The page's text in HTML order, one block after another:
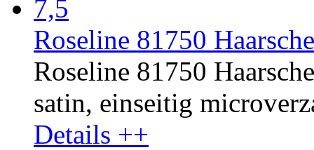
Roseline 81750
Roseline 81750
satin, einseitig
Details ++